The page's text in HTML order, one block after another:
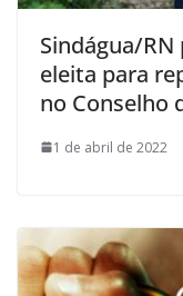
Sindágua/RN
eleita para
no Conselho
1 de abril de 2022